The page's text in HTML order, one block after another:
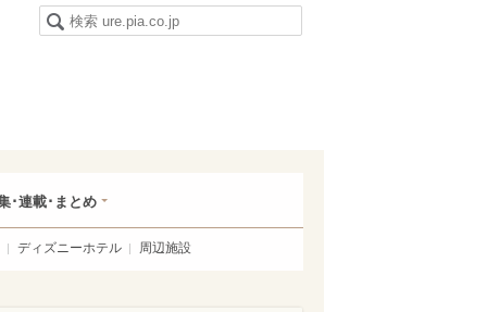
･連載･まとめ
ディズニーホテル 周辺施設